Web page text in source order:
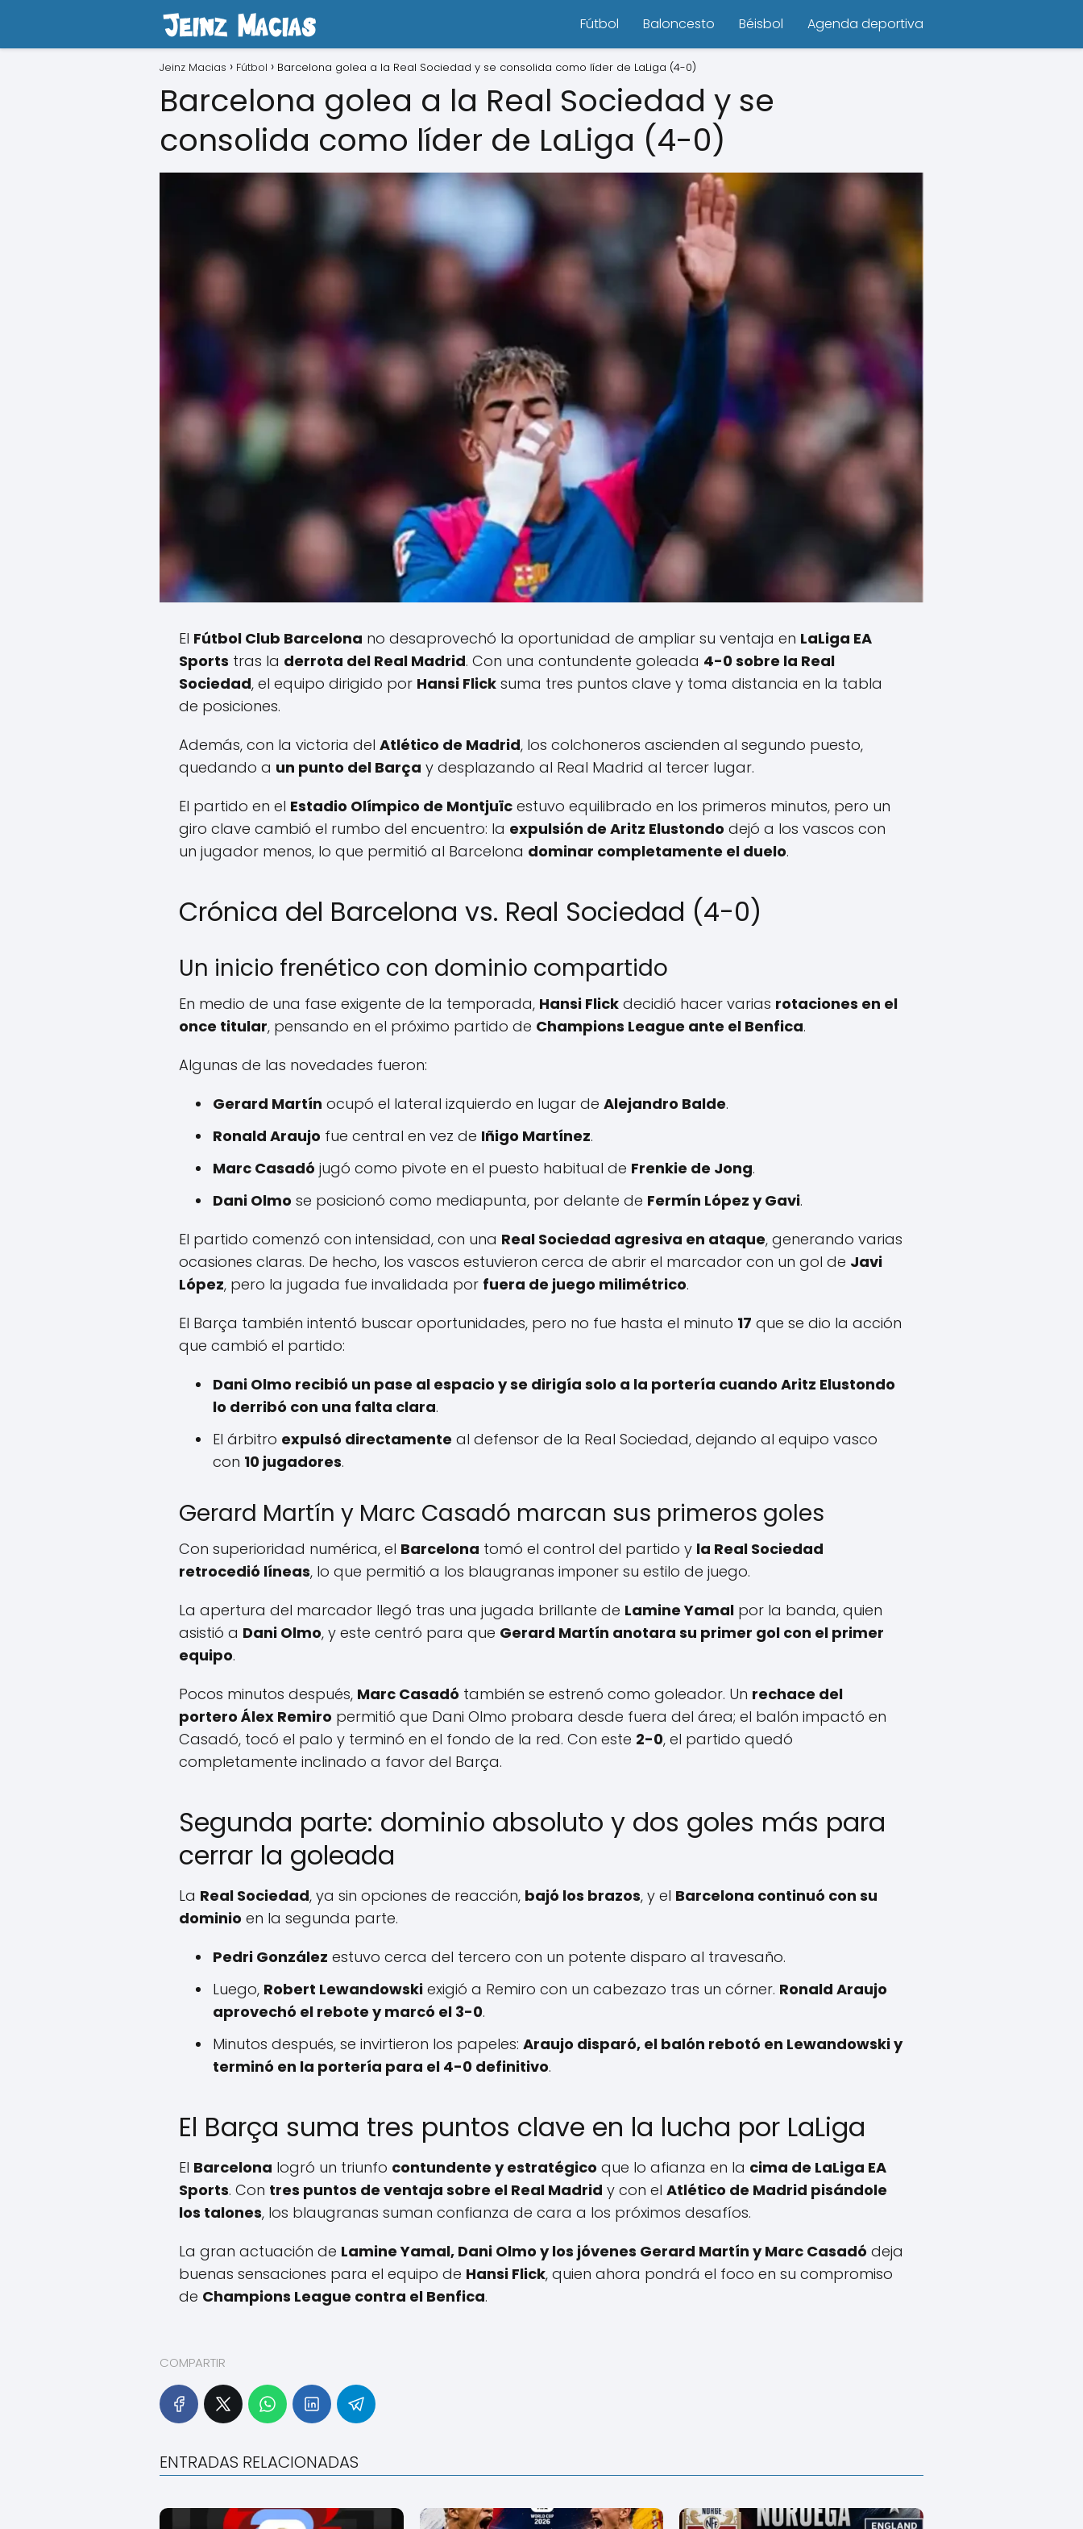
Fútbol Baloncesto Béisbol Agenda deportiva
Jeinz Macias Fútbol Barcelona golea a la Real Sociedad y se consolida como líder de LaLiga (4-0)
Barcelona golea a la Real Sociedad y se
consolida como líder de LaLiga (4-0)
El Fútbol Club Barcelona no desaprovechó la oportunidad de ampliar su ventaja en LaLiga EA
Sports tras la derrota del Real Madrid. Con una contundente goleada 4-0 sobre la Real
Sociedad, el equipo dirigido por Hansi Flick suma tres puntos clave y toma distancia en la tabla
de posiciones.
Además, con la victoria del Atlético de Madrid, los colchoneros ascienden al segundo puesto,
quedando a un punto del Barça y desplazando al Real Madrid al tercer lugar.
El partido en el Estadio Olímpico de Montjuïc estuvo equilibrado en los primeros minutos, pero un
giro clave cambió el rumbo del encuentro: la expulsión de Aritz Elustondo dejó a los vascos con
un jugador menos, lo que permitió al Barcelona dominar completamente el duelo.
Crónica del Barcelona vs. Real Sociedad (4-0)
Un inicio frenético con dominio compartido
En medio de una fase exigente de la temporada, Hansi Flick decidió hacer varias rotaciones en el
once titular, pensando en el próximo partido de Champions League ante el Benfica.
Algunas de las novedades fueron:
Gerard Martín ocupó el lateral izquierdo en lugar de Alejandro Balde.
Ronald Araujo fue central en vez de Iñigo Martínez.
Marc Casadó jugó como pivote en el puesto habitual de Frenkie de Jong.
Dani Olmo se posicionó como mediapunta, por delante de Fermín López y Gavi.
El partido comenzó con intensidad, con una Real Sociedad agresiva en ataque, generando varias
ocasiones claras. De hecho, los vascos estuvieron cerca de abrir el marcador con un gol de Javi
López, pero la jugada fue invalidada por fuera de juego milimétrico.
El Barça también intentó buscar oportunidades, pero no fue hasta el minuto 17 que se dio la acción
que cambió el partido:
Dani Olmo recibió un pase al espacio y se dirigía solo a la portería cuando Aritz Elustondo
lo derribó con una falta clara.
El árbitro expulsó directamente al defensor de la Real Sociedad, dejando al equipo vasco
con 10 jugadores.
Gerard Martín y Marc Casadó marcan sus primeros goles
Con superioridad numérica, el Barcelona tomó el control del partido y la Real Sociedad
retrocedió líneas, lo que permitió a los blaugranas imponer su estilo de juego.
La apertura del marcador llegó tras una jugada brillante de Lamine Yamal por la banda, quien
asistió a Dani Olmo, y este centró para que Gerard Martín anotara su primer gol con el primer
equipo.
Pocos minutos después, Marc Casadó también se estrenó como goleador. Un rechace del
portero Álex Remiro permitió que Dani Olmo probara desde fuera del área; el balón impactó en
Casadó, tocó el palo y terminó en el fondo de la red. Con este 2-0, el partido quedó
completamente inclinado a favor del Barça.
Segunda parte: dominio absoluto y dos goles más para
cerrar la goleada
La Real Sociedad, ya sin opciones de reacción, bajó los brazos, y el Barcelona continuó con su
dominio en la segunda parte.
Pedri González estuvo cerca del tercero con un potente disparo al travesaño.
Luego, Robert Lewandowski exigió a Remiro con un cabezazo tras un córner. Ronald Araujo
aprovechó el rebote y marcó el 3-0.
Minutos después, se invirtieron los papeles: Araujo disparó, el balón rebotó en Lewandowski y
terminó en la portería para el 4-0 definitivo.
El Barça suma tres puntos clave en la lucha por LaLiga
El Barcelona logró un triunfo contundente y estratégico que lo afianza en la cima de LaLiga EA
Sports. Con tres puntos de ventaja sobre el Real Madrid y con el Atlético de Madrid pisándole
los talones, los blaugranas suman confianza de cara a los próximos desafíos.
La gran actuación de Lamine Yamal, Dani Olmo y los jóvenes Gerard Martín y Marc Casadó deja
buenas sensaciones para el equipo de Hansi Flick, quien ahora pondrá el foco en su compromiso
de Champions League contra el Benfica.
COMPARTIR
ENTRADAS RELACIONADAS